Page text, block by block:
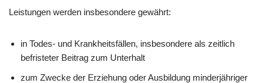
Leistungen werden insbesondere gewährt:
in Todes- und Krankheitsfällen, insbesondere als zeitlich
befristeter Beitrag zum Unterhalt
zum Zwecke der Erziehung oder Ausbildung minderjähriger